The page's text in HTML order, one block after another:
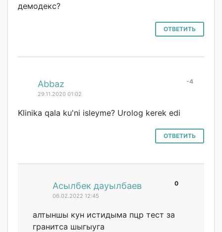
демодекс?
ОТВЕТИТЬ
-4
Abbaz
29.11.2020 01:02
Klinika qala ku'ni isleyme? Urolog kerek edi
ОТВЕТИТЬ
0
Асылбек дауылбаев
06.02.2022 12:45
алтыншы кун истидыма пцр тест за
гранитса шыгыуга